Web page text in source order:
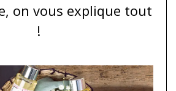
on vous explique tout
!